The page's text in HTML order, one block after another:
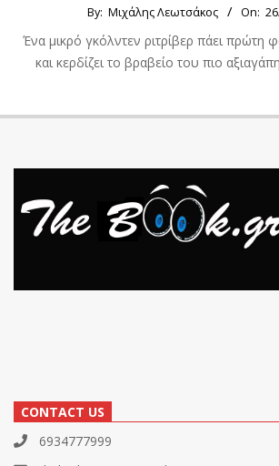
By: Μιχάλης Λεωτσάκος On:
Ένα μικρό γκόλντεν ριτρίβερ πάει πρώτη
και κερδίζει το βραβείο του πιο
CONTACT US
6934777999